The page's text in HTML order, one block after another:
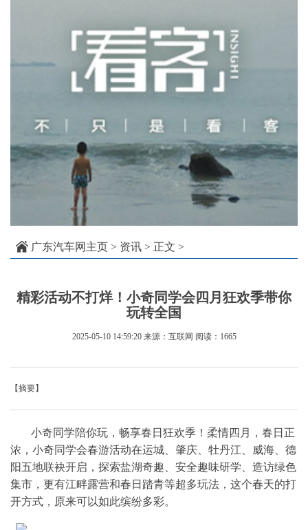
广东汽车网主页 > 资讯 > 正文 >
精彩活动不打烊！小奇同学会四月狂欢季带你
玩转全国
2025-05-10 14:59:20 来源：互联网 阅读：1665
【摘要】
小奇同学陪你玩，畅享春日狂欢季！柔情四月，春日正
浓，小奇同学会春游活动在运城、肇庆、牡丹江、威海、德
阳五地联袂开启，探索盐湖奇趣、安全趣味研学、造访绿色
集市，更有江畔露营和春日踏青等超多玩法，这个春天的打
开方式，原来可以如此缤纷多彩。